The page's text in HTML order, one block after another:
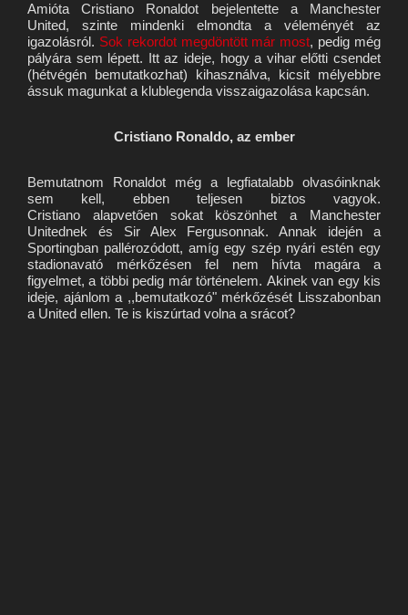
Amióta Cristiano Ronaldot bejelentette a Manchester
United, szinte mindenki elmondta a véleményét az
igazolásról. Sok rekordot megdöntött már most, pedig még
pályára sem lépett. Itt az ideje, hogy a vihar előtti csendet
(hétvégén bemutatkozhat) kihasználva, kicsit mélyebbre
ássuk magunkat a klublegenda visszaigazolása kapcsán.
Cristiano Ronaldo, az ember
Bemutatnom Ronaldot még a legfiatalabb olvasóinknak
sem kell, ebben teljesen biztos vagyok.
Cristiano alapvetően sokat köszönhet a Manchester
Unitednek és Sir Alex Fergusonnak. Annak idején a
Sportingban pallérozódott, amíg egy szép nyári estén egy
stadionavató mérkőzésen fel nem hívta magára a
figyelmet, a többi pedig már történelem. Akinek van egy kis
ideje, ajánlom a ,,bemutatkozó" mérkőzését Lisszabonban
a United ellen. Te is kiszúrtad volna a srácot?